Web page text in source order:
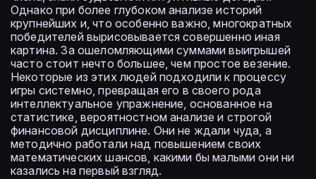
Однако при более глубоком анализе историй
крупнейших и, что особенно важно, многократных
победителей вырисовывается совершенно иная
картина. За ошеломляющими суммами выигрышей
часто стоит нечто большее, чем простое везение.
Некоторые из этих людей подходили к процессу
игры системно, превращая его в своего рода
интеллектуальное упражнение, основанное на
статистике, вероятностном анализе и строгой
финансовой дисциплине. Они не ждали чуда, а
методично работали над повышением своих
математических шансов, какими бы малыми они ни
казались на первый взгляд.